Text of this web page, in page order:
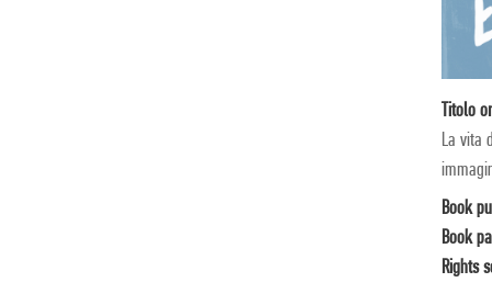
Titolo
La vita
Book
Book
Rights